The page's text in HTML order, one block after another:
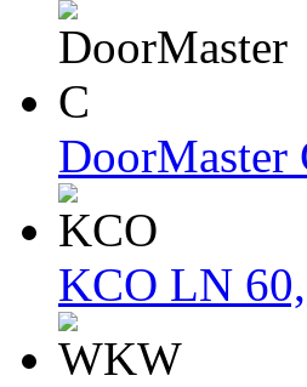
DoorMaster
KCO LN